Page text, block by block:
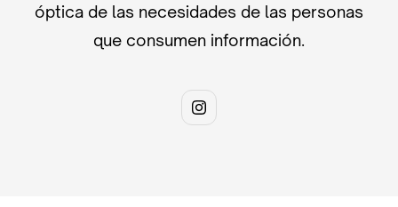
óptica de las necesidades de las personas
que consumen información.